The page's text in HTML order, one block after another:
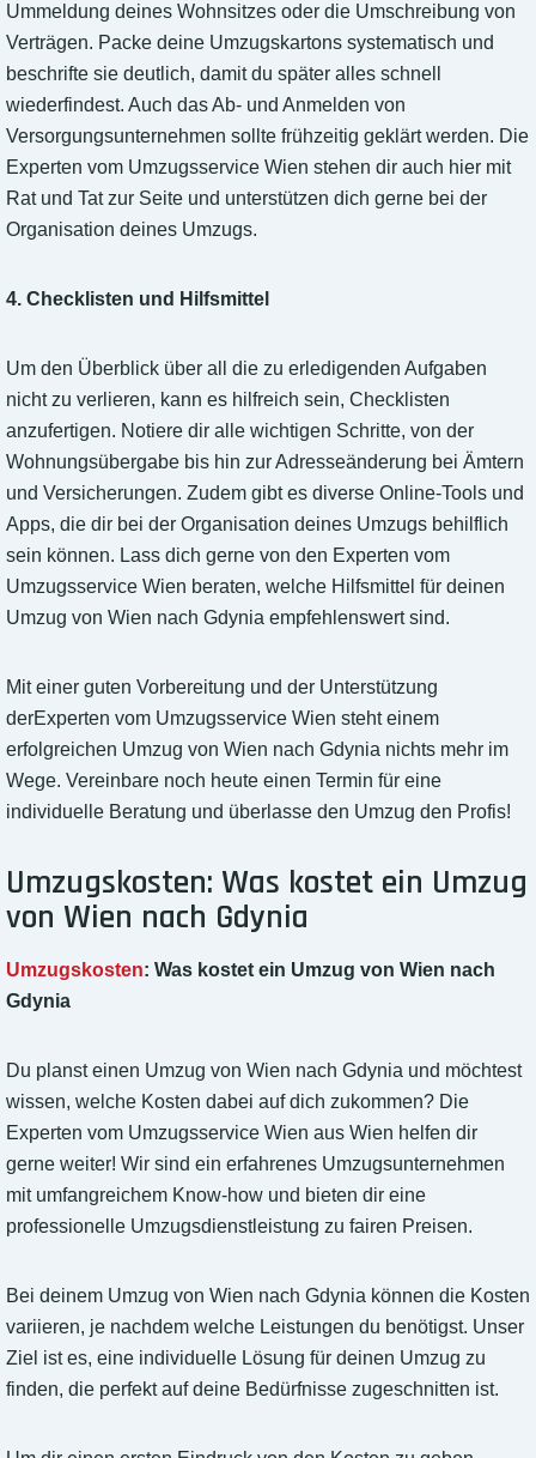
Ummeldung deines Wohnsitzes oder die Umschreibung von
Verträgen. Packe deine Umzugskartons systematisch und
beschrifte sie deutlich, damit du später alles schnell
wiederfindest. Auch das Ab- und Anmelden von
Versorgungsunternehmen sollte frühzeitig geklärt werden. Die
Experten vom Umzugsservice Wien stehen dir auch hier mit
Rat und Tat zur Seite und unterstützen dich gerne bei der
Organisation deines Umzugs.
4. Checklisten und Hilfsmittel
Um den Überblick über all die zu erledigenden Aufgaben
nicht zu verlieren, kann es hilfreich sein, Checklisten
anzufertigen. Notiere dir alle wichtigen Schritte, von der
Wohnungsübergabe bis hin zur Adresseänderung bei Ämtern
und Versicherungen. Zudem gibt es diverse Online-Tools und
Apps, die dir bei der Organisation deines Umzugs behilflich
sein können. Lass dich gerne von den Experten vom
Umzugsservice Wien beraten, welche Hilfsmittel für deinen
Umzug von Wien nach Gdynia empfehlenswert sind.
Mit einer guten Vorbereitung und der Unterstützung
derExperten vom Umzugsservice Wien steht einem
erfolgreichen Umzug von Wien nach Gdynia nichts mehr im
Wege. Vereinbare noch heute einen Termin für eine
individuelle Beratung und überlasse den Umzug den Profis!
Umzugskosten: Was kostet ein Umzug
von Wien nach Gdynia
Umzugskosten: Was kostet ein Umzug von Wien nach
Gdynia
Du planst einen Umzug von Wien nach Gdynia und möchtest
wissen, welche Kosten dabei auf dich zukommen? Die
Experten vom Umzugsservice Wien aus Wien helfen dir
gerne weiter! Wir sind ein erfahrenes Umzugsunternehmen
mit umfangreichem Know-how und bieten dir eine
professionelle Umzugsdienstleistung zu fairen Preisen.
Bei deinem Umzug von Wien nach Gdynia können die Kosten
variieren, je nachdem welche Leistungen du benötigst. Unser
Ziel ist es, eine individuelle Lösung für deinen Umzug zu
finden, die perfekt auf deine Bedürfnisse zugeschnitten ist.